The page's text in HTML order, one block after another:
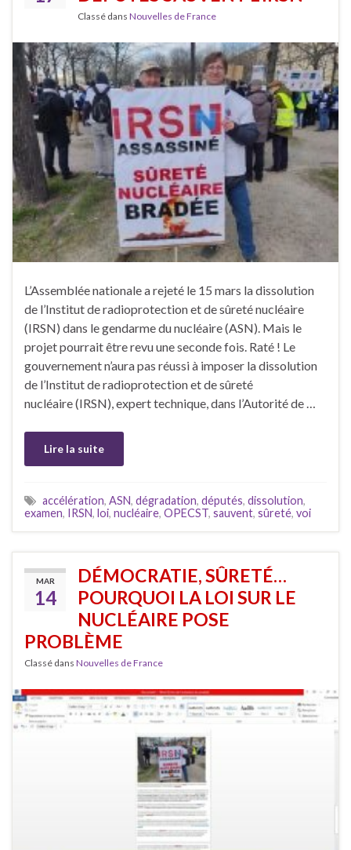
Classé dans Nouvelles de France
L’Assemblée nationale a rejeté le 15 mars la dissolution
de l’Institut de radioprotection et de sûreté nucléaire
(IRSN) dans le gendarme du nucléaire (ASN). Mais le
projet pourrait être revu une seconde fois. Raté ! Le
gouvernement n’aura pas réussi à imposer la dissolution
de l’Institut de radioprotection et de sûreté
nucléaire (IRSN), expert technique, dans l’Autorité de …
Lire la suite
accélération, ASN, dégradation, députés, dissolution,
examen, IRSN, loi, nucléaire, OPECST, sauvent, sûreté, voi
MAR
14
DÉMOCRATIE, SÛRETÉ…
POURQUOI LA LOI SUR LE
NUCLÉAIRE POSE
PROBLÈME
Classé dans Nouvelles de France